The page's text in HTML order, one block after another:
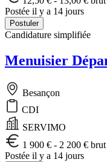
Postée il y a 14 jours
Postuler
Candidature simplifiée
Menuisier
Besançon
CDI
SERVIMO
1 900 € - 2 200 €
Postée il y a 14 jours